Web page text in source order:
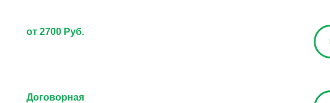
от 2700 Руб.
Договорная